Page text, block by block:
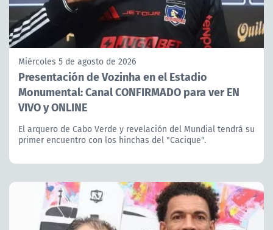
Miércoles 5 de agosto de 2026
Presentación de Vozinha en el Estadio
Monumental: Canal CONFIRMADO para ver EN
VIVO y ONLINE
El arquero de Cabo Verde y revelación del Mundial tendrá su
primer encuentro con los hinchas del "Cacique".